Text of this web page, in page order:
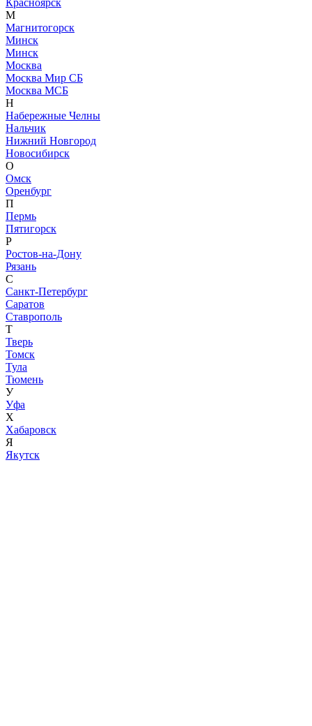
Красноярск
М
Магнитогорск
Минск
Минск
Москва
Москва Мир СБ
Москва МСБ
Н
Набережные Челны
Нальчик
Нижний Новгород
Новосибирск
О
Омск
Оренбург
П
Пермь
Пятигорск
Р
Ростов-на-Дону
Рязань
С
Санкт-Петербург
Саратов
Ставрополь
Т
Тверь
Томск
Тула
Тюмень
У
Уфа
Х
Хабаровск
Я
Якутск